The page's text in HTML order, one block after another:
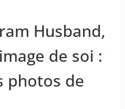
Husband,
de soi :
photos de